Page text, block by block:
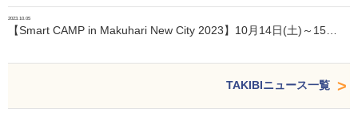
2023.10.05
【Smart CAMP in Makuhari New City 2023】10月14日(土)～15…
TAKIBIニュース一覧